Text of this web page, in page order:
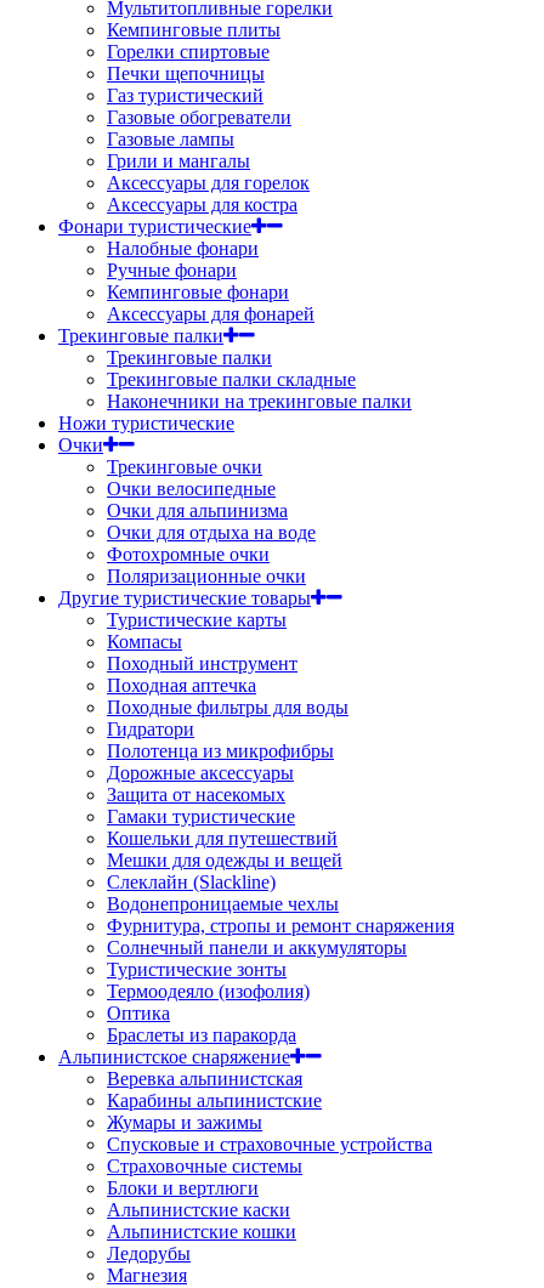
Мультитопливные горелки
Кемпинговые плиты
Горелки спиртовые
Печки щепочницы
Газ туристический
Газовые обогреватели
Газовые лампы
Грили и мангалы
Аксессуары для горелок
Аксессуары для костра
Фонари туристические
Налобные фонари
Ручные фонари
Кемпинговые фонари
Аксессуары для фонарей
Трекинговые палки
Трекинговые палки
Трекинговые палки складные
Наконечники на трекинговые палки
Ножи туристические
Очки
Трекинговые очки
Очки велосипедные
Очки для альпинизма
Очки для отдыха на воде
Фотохромные очки
Поляризационные очки
Другие туристические товары
Туристические карты
Компасы
Походный инструмент
Походная аптечка
Походные фильтры для воды
Гидратори
Полотенца из микрофибры
Дорожные аксессуары
Защита от насекомых
Гамаки туристические
Кошельки для путешествий
Мешки для одежды и вещей
Слеклайн (Slackline)
Водонепроницаемые чехлы
Фурнитура, стропы и ремонт снаряжения
Солнечный панели и аккумуляторы
Туристические зонты
Термоодеяло (изофолия)
Оптика
Браслеты из паракорда
Альпинистское снаряжение
Веревка альпинистская
Карабины альпинистские
Жумары и зажимы
Спусковые и страховочные устройства
Страховочные системы
Блоки и вертлюги
Альпинистские каски
Альпинистские кошки
Ледорубы
Магнезия